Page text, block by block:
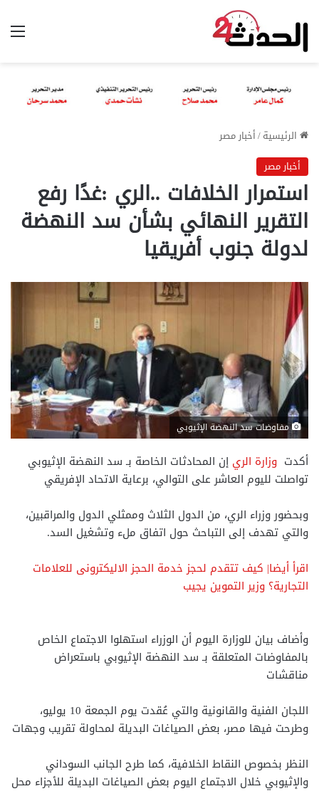
الرئيسية/أخبار مصر
أخبار مصر
استمرار الخلافات ..الري :غدًا رفع
التقرير النهائي بشأن سد النهضة
لدولة جنوب أفريقيا
مفاوضات سد النهضة الإثيوبي
أكدت وزارة الري إن المحادثات الخاصة بـ سد النهضة الإثيوبي
تواصلت لليوم العاشر على التوالي، برعاية الاتحاد الإفريقي
وبحضور وزراء الري، من الدول الثلاث وممثلي الدول والمراقبين،
والتي تهدف إلى التباحث حول اتفاق ملء وتشغيل السد.
اقرأ أيضا| كيف تتقدم لحجز خدمة الحجز الاليكترونى للعلامات
التجارية؟ وزير التموين يجيب
وأضاف بيان للوزارة اليوم أن الوزراء استهلوا الاجتماع الخاص
بالمفاوضات المتعلقة بـ سد النهضة الإثيوبي باستعراض
مناقشات
اللجان الفنية والقانونية والتي عُقدت يوم الجمعة 10 يوليو،
وطرحت فيها مصر، بعض الصياغات البديلة لمحاولة تقريب وجهات
النظر بخصوص النقاط الخلافية، كما طرح الجانب السوداني
والإثيوبي خلال الاجتماع اليوم بعض الصياغات البديلة للأجزاء محل